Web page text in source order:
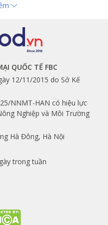
được Gofood tuyển chọn
sốt Omaha Steak
giá của những chiếc
euro/kg bởi độ hiếm
bình thường, nấm
toán
Tuyển dụng
DÕI NGAY
Facebook
Instagram
Youtube
Tiktok
Shopee
QUỐC TẾ FBC
12/11/2015 do Sở Kế
NNMT-HAN có hiệu lực
Nghiệp và Môi Trường
Hà Đông, Hà Nội
trong tuần